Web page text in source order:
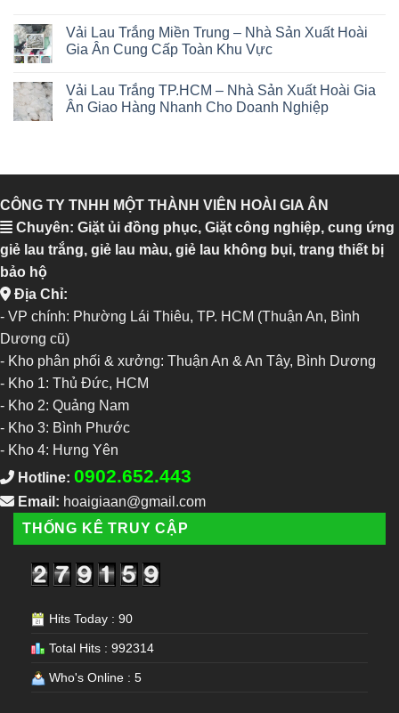
Vải Lau Trắng Miền Trung – Nhà Sản Xuất Hoài
Gia Ân Cung Cấp Toàn Khu Vực
Vải Lau Trắng TP.HCM – Nhà Sản Xuất Hoài Gia
Ân Giao Hàng Nhanh Cho Doanh Nghiệp
CÔNG TY TNHH MỘT THÀNH VIÊN HOÀI GIA ÂN
Chuyên: Giặt ủi đồng phục, Giặt công nghiệp, cung ứng
giẻ lau trắng, giẻ lau màu, giẻ lau không bụi, trang thiết bị
bảo hộ
Địa Chỉ:
- VP chính: Phường Lái Thiêu, TP. HCM (Thuận An, Bình
Dương cũ)
- Kho phân phối & xưởng: Thuận An & An Tây, Bình Dương
- Kho 1: Thủ Đức, HCM
- Kho 2: Quảng Nam
- Kho 3: Bình Phước
- Kho 4: Hưng Yên
Hotline: 0902.652.443
Email: hoaigiaan@gmail.com
THỐNG KÊ TRUY CẬP
Hits Today : 90
Total Hits : 992314
Who's Online : 5